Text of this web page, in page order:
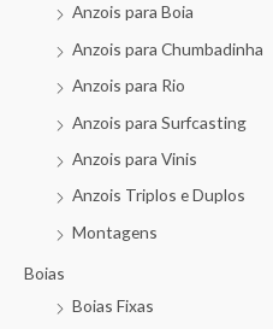
Anzois para Boia
Anzois para Chumbadinha
Anzois para Rio
Anzois para Surfcasting
Anzois para Vinis
Anzois Triplos e Duplos
Montagens
Boias
Boias Fixas